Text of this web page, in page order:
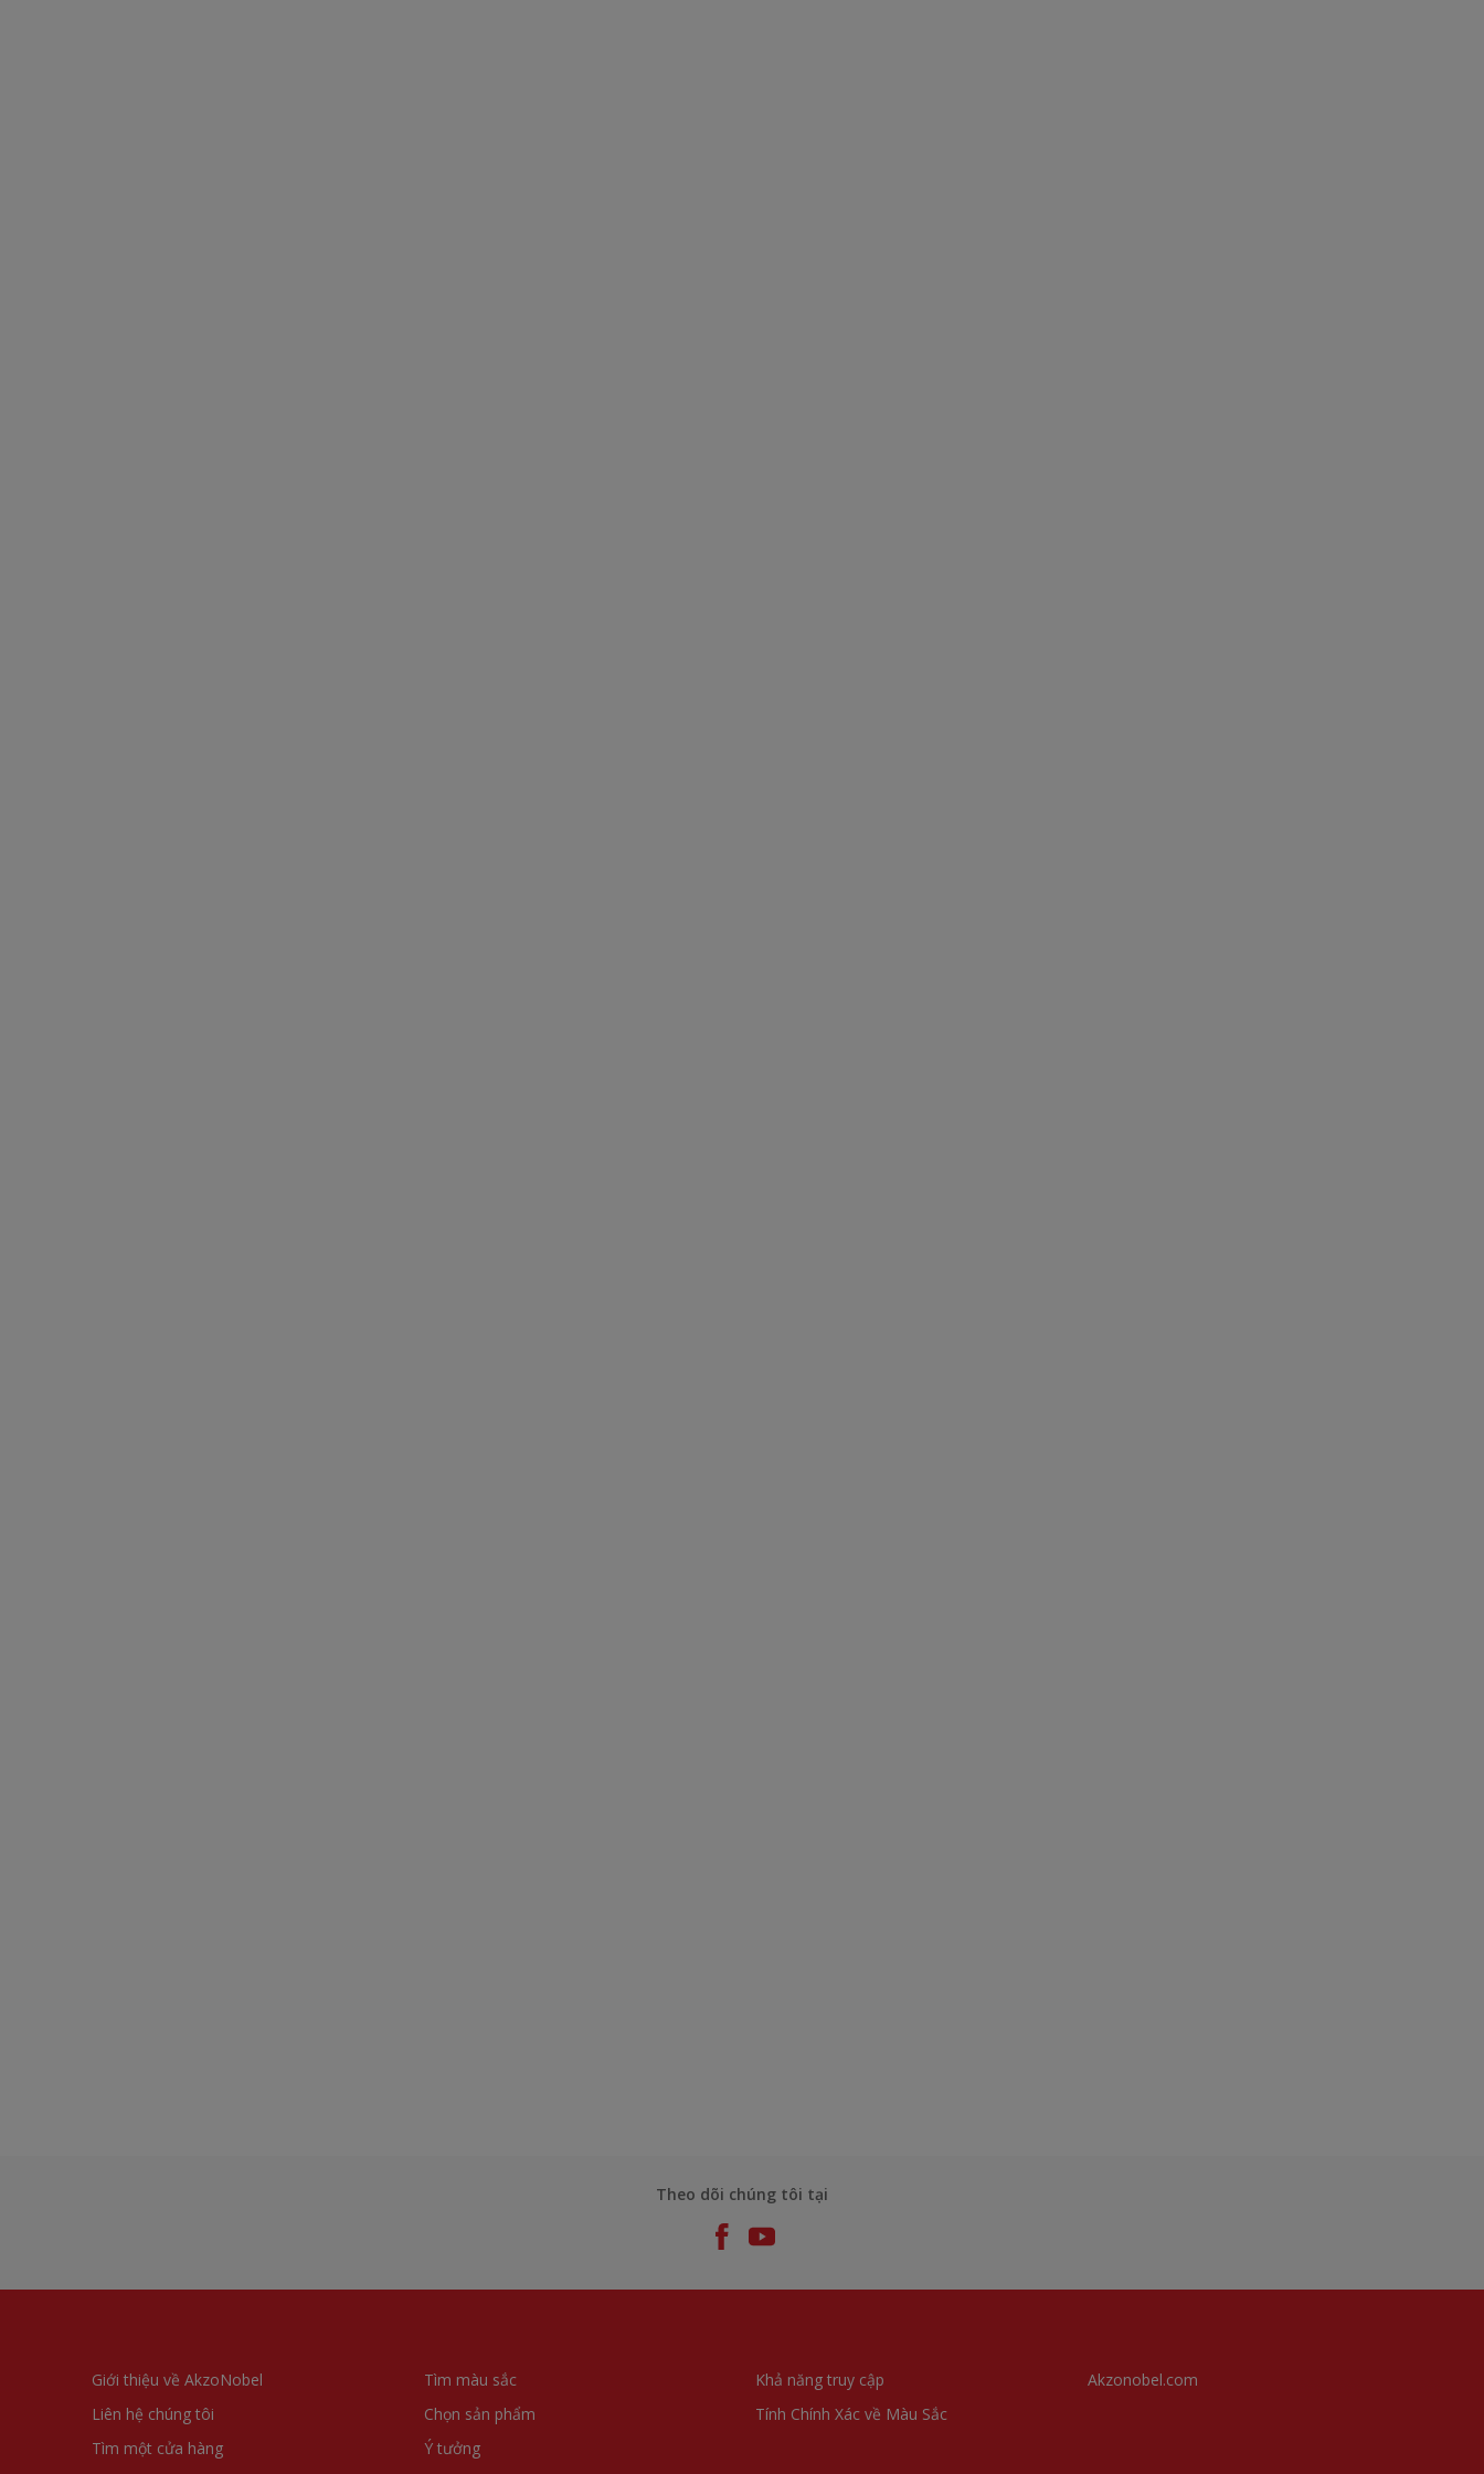
Theo dõi chúng tôi tại
Giới thiệu về AkzoNobel
Liên hệ chúng tôi
Tìm một cửa hàng
Tìm màu sắc
Chọn sản phẩm
Ý tưởng
Khả năng truy cập
Tính Chính Xác về Màu Sắc
Akzonobel.com